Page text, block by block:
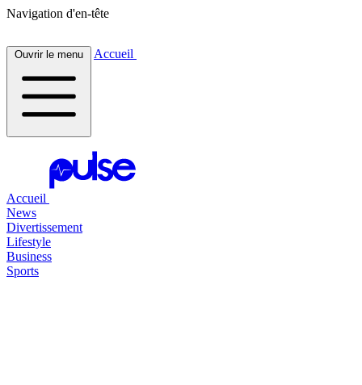
Navigation d'en-tête
Ouvrir le menu Accueil
Accueil
News
Divertissement
Lifestyle
Business
Sports